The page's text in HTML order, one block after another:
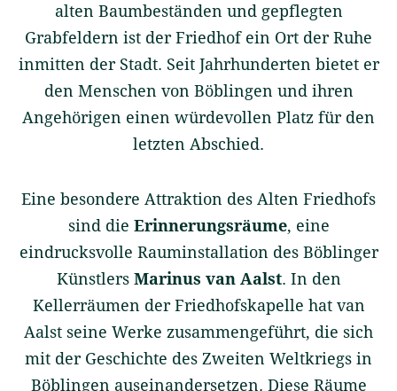
alten Baumbeständen und gepflegten
Grabfeldern ist der Friedhof ein Ort der Ruhe
inmitten der Stadt. Seit Jahrhunderten bietet er
den Menschen von Böblingen und ihren
Angehörigen einen würdevollen Platz für den
letzten Abschied.
Eine besondere Attraktion des Alten Friedhofs
sind die Erinnerungsräume, eine
eindrucksvolle Rauminstallation des Böblinger
Künstlers Marinus van Aalst. In den
Kellerräumen der Friedhofskapelle hat van
Aalst seine Werke zusammengeführt, die sich
mit der Geschichte des Zweiten Weltkriegs in
Böblingen auseinandersetzen. Diese Räume